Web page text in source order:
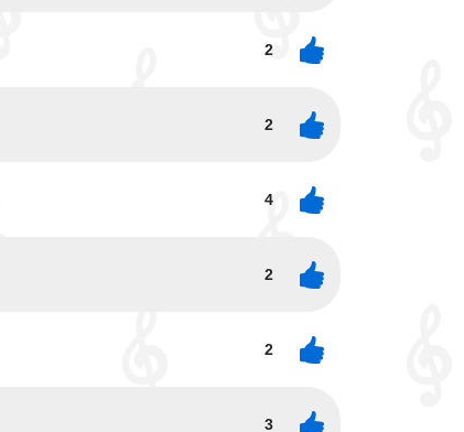
2
2
4
2
2
3